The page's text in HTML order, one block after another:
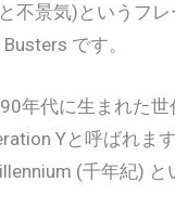
気)というフレ
です。
に生まれた世
Yと呼ばれます
(千年紀) とい